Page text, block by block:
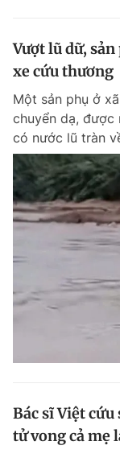
Vượt lũ dữ,
xe cứu thương
Một sản phụ ở
chuyển dạ, được
có nước lũ tràn
Bác sĩ Việt
tử vong cả mẹ